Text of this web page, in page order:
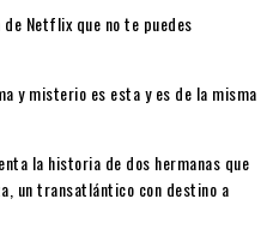
y misterio es esta y es de la misma
la historia de dos hermanas que
un transatlántico con destino a